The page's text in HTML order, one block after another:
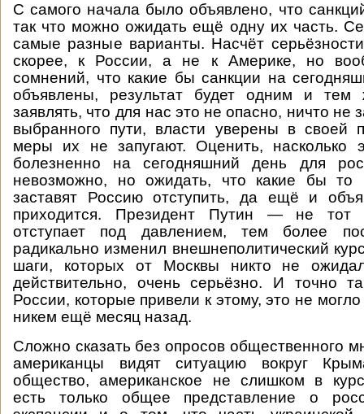
С самого начала было объявлено, что
так что можно ожидать ещё одну их часть.
самые разные варианты. Насчёт
скорее, к России, а не к Америке, но
сомнений, что какие бы санкции на
объявлены, результат будет одним и тем
заявлять, что для нас это не опасно, ничто не
выбранного пути, власти уверены в своей
меры их не запугают. Оценить, насколько
болезненно на сегодняшний день для
невозможно, но ожидать, что какие бы
заставят Россию отступить, да ещё и
приходится. Президент Путин — не тот
отступает под давлением, тем более
радикально изменил внешнеполитический
шаги, которых от Москвы никто не
действительно, очень серьёзно. И точно
России, которые привели к этому, это не
никем ещё месяц назад.
Сложно сказать без опросов общественного
американцы видят ситуацию вокруг
общество, американское не слишком в
есть только общее представление о